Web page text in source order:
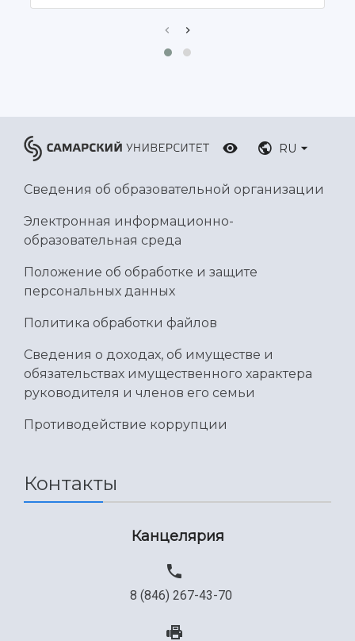
RU
Сведения об образовательной организации
Электронная информационно-
образовательная среда
Положение об обработке и защите
персональных данных
Политика обработки файлов
Сведения о доходах, об имуществе и
обязательствах имущественного характера
руководителя и членов его семьи
Противодействие коррупции
Контакты
Канцелярия
8 (846) 267-43-70